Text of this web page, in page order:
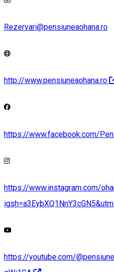
Rezervari@pensiuneaohana.ro
http://www.pensiuneaohana.ro
https://www.facebook.com/
https://www.instagram.com/
https://youtube.com/